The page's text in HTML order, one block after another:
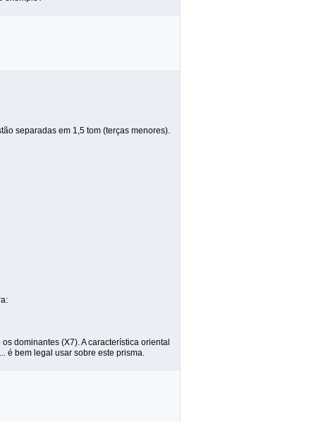
separadas em 1,5 tom (terças menores).
dominantes (X7). A característica oriental
é bem legal usar sobre este prisma.